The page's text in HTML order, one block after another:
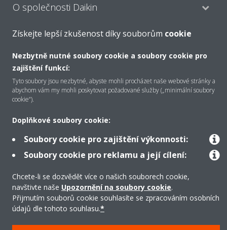
O společnosti Daikin
Podpora
Produkty
Copyright © Daikin
Právní upozornění/Imprint
Oznámení o používání souborů cookie
Směrnice o ochraně údajů
Firemní etika
Všeobecné obchodní podmínky
Získejte lepší zkušenost díky souborům cookie
Nezbytně nutné soubory cookie a soubory cookie pro
zajištění funkcí:
Tyto soubory jsou nezbytné, abyste mohli procházet naše webové stránky a
abychom vám my mohli poskytovat požadované služby („minimální soubory
cookie“).
Doplňkové soubory cookie:
Soubory cookie pro zajištění výkonnosti:
Soubory cookie pro reklamu a její cílení:
Chcete-li se dozvědět více o našich souborech cookie,
navštivte naše Upozornění na soubory cookie.
Přijmutím souborů cookie souhlasíte se zpracováním osobních
údajů dle tohoto souhlasu.*